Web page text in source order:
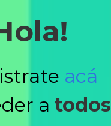
acá
a todos